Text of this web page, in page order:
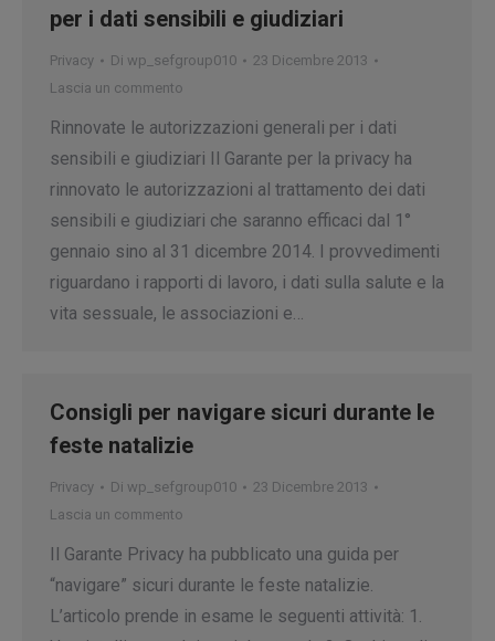
per i dati sensibili e giudiziari
Privacy Di wp_sefgroup010
23 Dicembre 2013
Lascia un commento
Rinnovate le autorizzazioni generali per i dati
sensibili e giudiziari Il Garante per la privacy ha
rinnovato le autorizzazioni al trattamento dei dati
sensibili e giudiziari che saranno efficaci dal 1°
gennaio sino al 31 dicembre 2014. I provvedimenti
riguardano i rapporti di lavoro, i dati sulla salute e la
vita sessuale, le associazioni e…
Consigli per navigare sicuri durante le
feste natalizie
Privacy Di wp_sefgroup010
23 Dicembre 2013
Lascia un commento
Il Garante Privacy ha pubblicato una guida per
“navigare” sicuri durante le feste natalizie.
L’articolo prende in esame le seguenti attività: 1.